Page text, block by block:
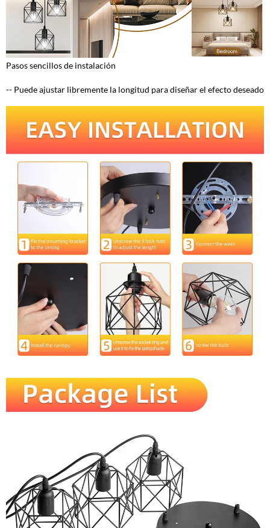
Pasos sencillos de instalación
-- Puede ajustar libremente la longitud para diseñar el efecto deseado